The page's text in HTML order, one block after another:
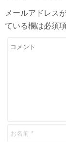
メールアドレス
ている欄は必須